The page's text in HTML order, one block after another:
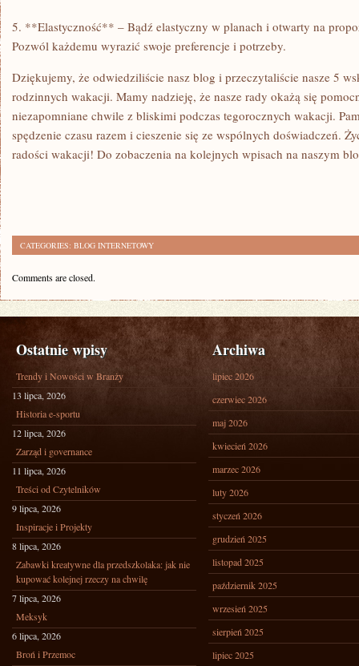
5. **Elastyczność** – Bądź elastyczny w​ planach i otwarty ‌na
Pozwól każdemu‍ wyrazić‌ swoje preferencje i potrzeby.
Dziękujemy,‍ że odwiedziliście ⁢nasz ⁤blog i przeczytaliście nasze 5⁣
rodzinnych wakacji. Mamy nadzieję, że nasze‌ rady ‍okażą się
niezapomniane ​chwile z bliskimi podczas tegorocznych ‍wakacji.
⁢spędzenie czasu razem i cieszenie się ze wspólnych‌ doświadczeń.
radości wakacji! Do zobaczenia na kolejnych wpisach na ‍naszym
CATEGORIES: BLOG INTERNETOWY
Comments are closed.
Ostatnie wpisy
Trendy i Nowości w Branży
13 lipca, 2026
Historia e-sportu
12 lipca, 2026
Zarząd i governance
11 lipca, 2026
Treści od Czytelników
9 lipca, 2026
Inspiracje i Projekty
8 lipca, 2026
Zabawki kreatywne dla przedszkolaka: jak nie
kupować kolejnej rzeczy na chwilę
7 lipca, 2026
Meksyk
6 lipca, 2026
Broń i Przemoc
Archiwa
lipiec 2026
czerwiec 2026
maj 2026
kwiecień 2026
marzec 2026
luty 2026
styczeń 2026
grudzień 2025
listopad 2025
październik 2025
wrzesień 2025
sierpień 2025
lipiec 2025